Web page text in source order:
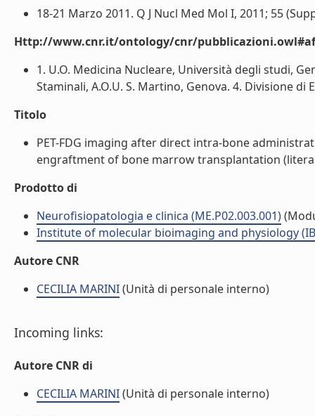
18-21 Marzo 2011. Q J Nucl Med Mol I, 2011; 55
Http://www.cnr.it/ontology/cnr/
1. U.O. Medicina Nucleare, Università degli studi,
Staminali, A.O.U. S. Martino, Genova. 4. Divisione
Titolo
PET-FDG imaging after direct intra-bone
engraftment of bone marrow transplantation
Prodotto di
Neurofisiopatologia e clinica (ME.P02.003.001)
Institute of molecular bioimaging and physiology
Autore CNR
CECILIA MARINI(Unità di personale interno)
Incoming links:
Autore CNR di
CECILIA MARINI(Unità di personale interno)